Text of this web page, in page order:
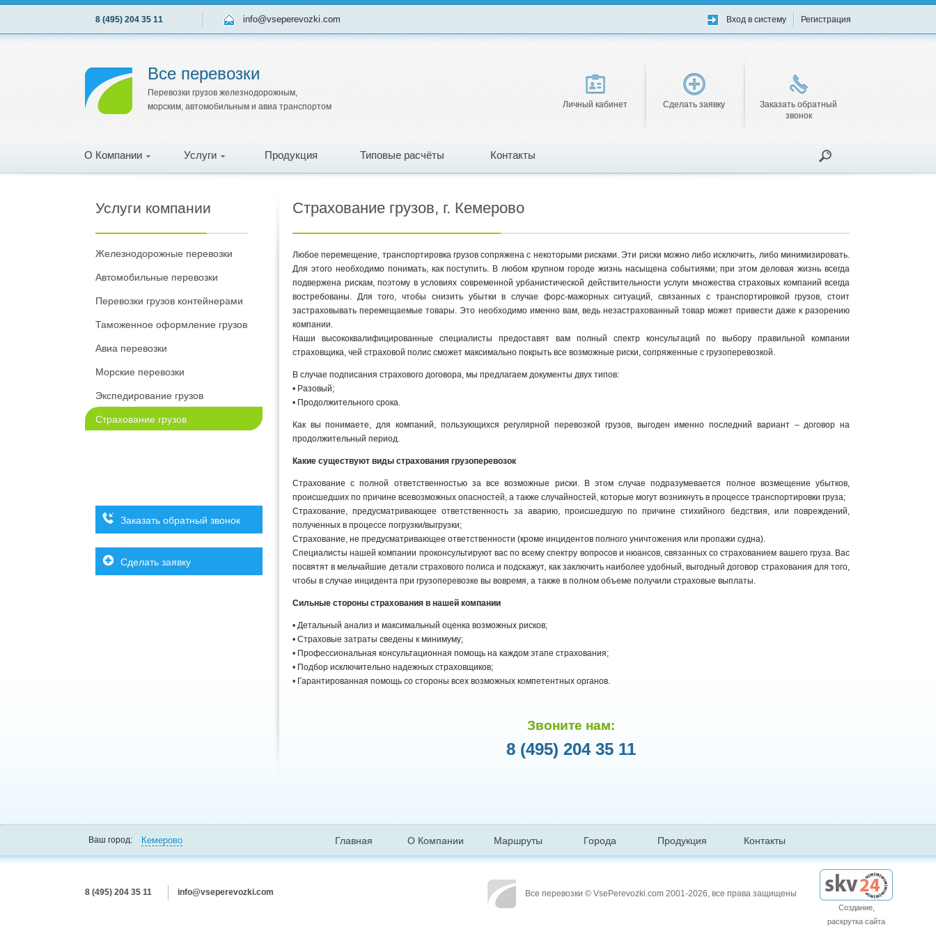
Вход в систему Регистрация
8 (495) 204 35 11 info@vseperevozki.com
Все перевозки
Перевозки грузов железнодорожным,
морским, автомобильным и авиа транспортом
Личный кабинет Сделать заявку
Заказать обратный
звонок
О Компании Услуги Продукция Типовые расчёты Контакты
Услуги компании
Железнодорожные перевозки
Автомобильные перевозки
Перевозки грузов контейнерами
Таможенное оформление грузов
Авиа перевозки
Морские перевозки
Экспедирование грузов
Страхование грузов
Заказать обратный звонок
Сделать заявку
Страхование грузов, г. Кемерово
Любое перемещение, транспортировка грузов сопряжена с некоторыми рисками. Эти риски можно либо исключить, либо минимизировать.
Для этого необходимо понимать, как поступить. В любом крупном городе жизнь насыщена событиями; при этом деловая жизнь всегда
подвержена рискам, поэтому в условиях современной урбанистической действительности услуги множества страховых компаний всегда
востребованы. Для того, чтобы снизить убытки в случае форс-мажорных ситуаций, связанных с транспортировкой грузов, стоит
застраховывать перемещаемые товары. Это необходимо именно вам, ведь незастрахованный товар может привести даже к разорению
компании.
Наши высококвалифицированные специалисты предоставят вам полный спектр консультаций по выбору правильной компании
страховщика, чей страховой полис сможет максимально покрыть все возможные риски, сопряженные с грузоперевозкой.
В случае подписания страхового договора, мы предлагаем документы двух типов:
• Разовый;
• Продолжительного срока.
Как вы понимаете, для компаний, пользующихся регулярной перевозкой грузов, выгоден именно последний вариант – договор на
продолжительный период.
Какие существуют виды страхования грузоперевозок
Страхование с полной ответственностью за все возможные риски. В этом случае подразумевается полное возмещение убытков,
происшедших по причине всевозможных опасностей, а также случайностей, которые могут возникнуть в процессе транспортировки груза;
Страхование, предусматривающее ответственность за аварию, происшедшую по причине стихийного бедствия, или повреждений,
полученных в процессе погрузки/выгрузки;
Страхование, не предусматривающее ответственности (кроме инцидентов полного уничтожения или пропажи судна).
Специалисты нашей компании проконсультируют вас по всему спектру вопросов и нюансов, связанных со страхованием вашего груза. Вас
посвятят в мельчайшие детали страхового полиса и подскажут, как заключить наиболее удобный, выгодный договор страхования для того,
чтобы в случае инцидента при грузоперевозке вы вовремя, а также в полном объеме получили страховые выплаты.
Сильные стороны страхования в нашей компании
• Детальный анализ и максимальный оценка возможных рисков;
• Страховые затраты сведены к минимуму;
• Профессиональная консультационная помощь на каждом этапе страхования;
• Подбор исключительно надежных страховщиков;
• Гарантированная помощь со стороны всех возможных компетентных органов.
Звоните нам:
8 (495) 204 35 11
Ваш город: Кемерово Главная О Компании Маршруты Города Продукция Контакты
Создание,
раскрутка сайта
8 (495) 204 35 11 info@vseperevozki.com Все перевозки © VsePerevozki.com 2001-2026, все права защищены